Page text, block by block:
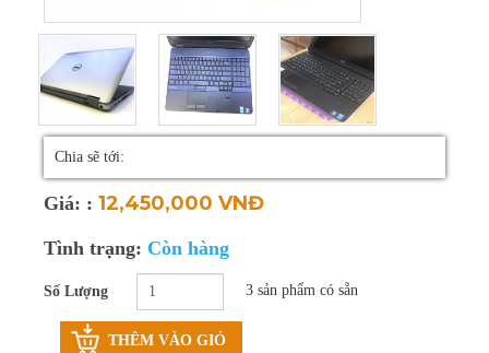
laptop
Thay màn hình
laptop
Thay pin laptop
Vệ sinh laptop, PC
Bảo trì máy tính
Chia sẽ tới:
Giá: : 12,450,000 VNĐ
Tình trạng: Còn hàng
Số Lượng 3 sản phẩm có sẵn
THÊM VÀO GIỎ